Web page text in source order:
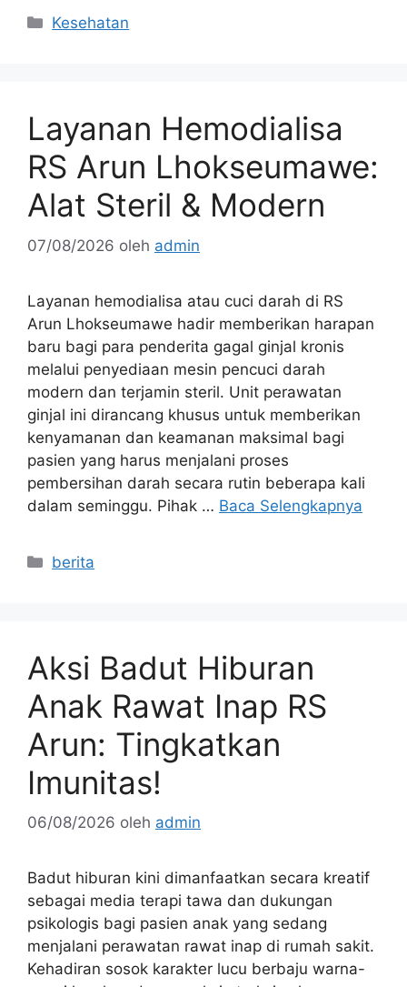
Kategori
Kesehatan
Layanan Hemodialisa
RS Arun Lhokseumawe:
Alat Steril & Modern
07/08/2026 oleh admin
Layanan hemodialisa atau cuci darah di RS
Arun Lhokseumawe hadir memberikan harapan
baru bagi para penderita gagal ginjal kronis
melalui penyediaan mesin pencuci darah
modern dan terjamin steril. Unit perawatan
ginjal ini dirancang khusus untuk memberikan
kenyamanan dan keamanan maksimal bagi
pasien yang harus menjalani proses
pembersihan darah secara rutin beberapa kali
dalam seminggu. Pihak … Baca Selengkapnya
Kategori
berita
Aksi Badut Hiburan
Anak Rawat Inap RS
Arun: Tingkatkan
Imunitas!
06/08/2026 oleh admin
Badut hiburan kini dimanfaatkan secara kreatif
sebagai media terapi tawa dan dukungan
psikologis bagi pasien anak yang sedang
menjalani perawatan rawat inap di rumah sakit.
Kehadiran sosok karakter lucu berbaju warna-